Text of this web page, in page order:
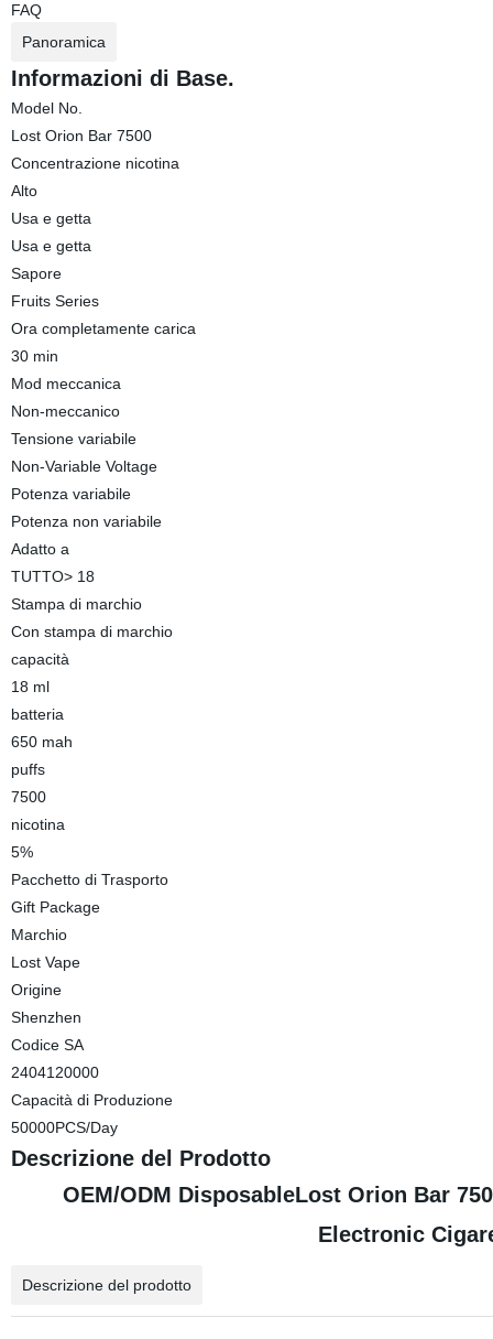
FAQ
Panoramica
Informazioni di Base.
Model No.
Lost Orion Bar 7500
Concentrazione nicotina
Alto
Usa e getta
Usa e getta
Sapore
Fruits Series
Ora completamente carica
30 min
Mod meccanica
Non-meccanico
Tensione variabile
Non-Variable Voltage
Potenza variabile
Potenza non variabile
Adatto a
TUTTO> 18
Stampa di marchio
Con stampa di marchio
capacità
18 ml
batteria
650 mah
puffs
7500
nicotina
5%
Pacchetto di Trasporto
Gift Package
Marchio
Lost Vape
Origine
Shenzhen
Codice SA
2404120000
Capacità di Produzione
50000PCS/Day
Descrizione del Prodotto
OEM/ODM DisposableLost Orion Bar
Electronic
Descrizione del prodotto